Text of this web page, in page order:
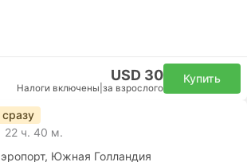
USD 30
Налоги включены за взрослого
Купить
22 ч. 40 м.
Южная Голландия